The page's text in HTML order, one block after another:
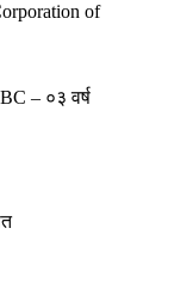
of
– ०३ वर्ष